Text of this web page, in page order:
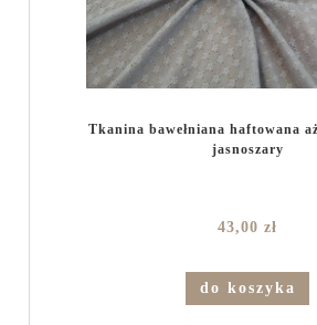
Tkanina bawełniana haftowana
jasnoszary
43,00 zł
do koszyka